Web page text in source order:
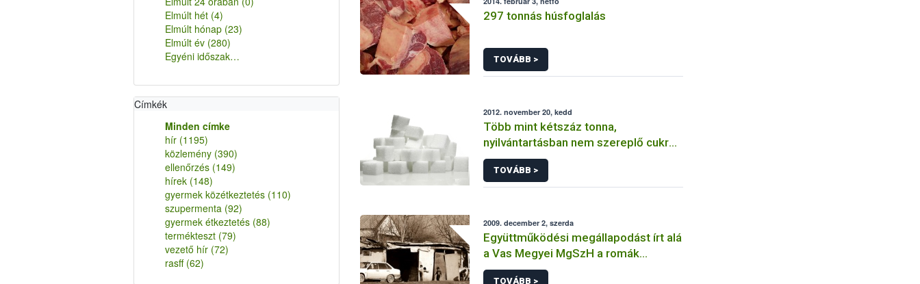
Elmúlt hét (4)
Elmúlt hónap (23)
Elmúlt év (280)
Egyéni időszak…
Címkék
Minden címke
hír (1195)
közlemény (390)
ellenőrzés (149)
hírek (148)
gyermek közétkeztetés (110)
szupermenta (92)
gyermek étkeztetés (88)
termékteszt (79)
vezető hír (72)
rasff (62)
297 tonnás húsfoglalás
TOVÁBB >
2012. november 20, kedd
Több mint kétszáz tonna,
nyilvántartásban nem szereplő cukrot
foglaltak le az élelmiszerbiztonsági
hatóságok
TOVÁBB >
2009. december 2, szerda
Együttműködési megállapodást írt alá
a Vas Megyei MgSzH a romák
felzákóztatása érdekében
TOVÁBB >